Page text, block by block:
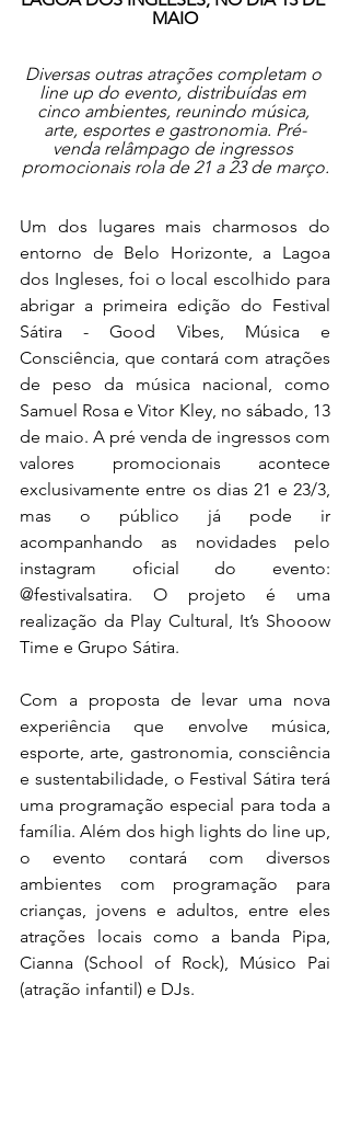
MAIO
Diversas outras atrações completam o
line up do evento, distribuídas em
cinco ambientes, reunindo música,
arte, esportes e gastronomia. Pré-
venda relâmpago de ingressos
promocionais rola de 21 a 23 de março.
Um dos lugares mais charmosos do
entorno de Belo Horizonte, a Lagoa
dos Ingleses, foi o local escolhido para
abrigar a primeira edição do Festival
Sátira - Good Vibes, Música e
Consciência, que contará com atrações
de peso da música nacional, como
Samuel Rosa e Vitor Kley, no sábado, 13
de maio. A pré venda de ingressos com
valores promocionais acontece
exclusivamente entre os dias 21 e 23/3,
mas o público já pode ir
acompanhando as novidades pelo
instagram oficial do evento:
@festivalsatira. O projeto é uma
realização da Play Cultural, It’s Shooow
Time e Grupo Sátira.
Com a proposta de levar uma nova
experiência que envolve música,
esporte, arte, gastronomia, consciência
e sustentabilidade, o Festival Sátira terá
uma programação especial para toda a
família. Além dos high lights do line up,
o evento
contará com diversos
ambientes com programação para
crianças, jovens e adultos, entre eles
atrações locais como a banda Pipa,
Cianna (School of Rock), Músico Pai
(atração infantil) e DJs.